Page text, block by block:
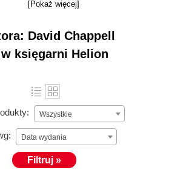
[Pokaż więcej]
David Chappell
księgarni Helion
Wszystkie
Data wydania
Filtruj »